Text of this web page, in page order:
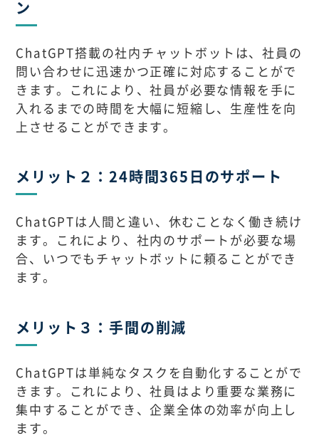
ン
ChatGPT搭載の社内チャットボットは、社員の
問い合わせに迅速かつ正確に対応することがで
きます。これにより、社員が必要な情報を手に
入れるまでの時間を大幅に短縮し、生産性を向
上させることができます。
メリット２：24時間365日のサポート
ChatGPTは人間と違い、休むことなく働き続け
ます。これにより、社内のサポートが必要な場
合、いつでもチャットボットに頼ることができ
ます。
メリット３：手間の削減
ChatGPTは単純なタスクを自動化することがで
きます。これにより、社員はより重要な業務に
集中することができ、企業全体の効率が向上し
ます。